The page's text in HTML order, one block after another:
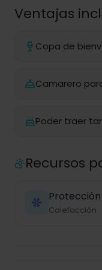
Ventajas
Copa de
Camarero
Poder traer
Recursos
Calefacción